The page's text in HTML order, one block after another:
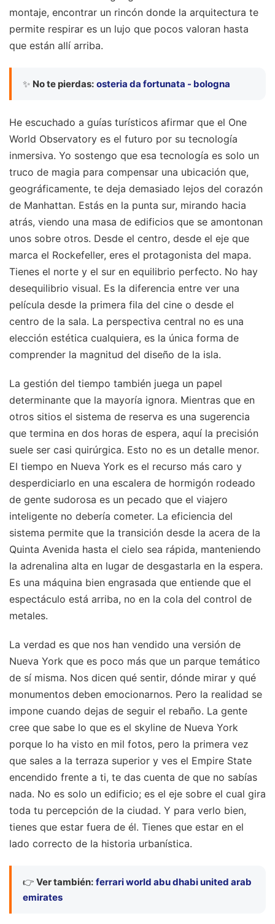
montaje, encontrar un rincón donde la arquitectura te
permite respirar es un lujo que pocos valoran hasta
que están allí arriba.
✨ No te pierdas: osteria da fortunata - bologna
He escuchado a guías turísticos afirmar que el One
World Observatory es el futuro por su tecnología
inmersiva. Yo sostengo que esa tecnología es solo un
truco de magia para compensar una ubicación que,
geográficamente, te deja demasiado lejos del corazón
de Manhattan. Estás en la punta sur, mirando hacia
atrás, viendo una masa de edificios que se amontonan
unos sobre otros. Desde el centro, desde el eje que
marca el Rockefeller, eres el protagonista del mapa.
Tienes el norte y el sur en equilibrio perfecto. No hay
desequilibrio visual. Es la diferencia entre ver una
película desde la primera fila del cine o desde el
centro de la sala. La perspectiva central no es una
elección estética cualquiera, es la única forma de
comprender la magnitud del diseño de la isla.
La gestión del tiempo también juega un papel
determinante que la mayoría ignora. Mientras que en
otros sitios el sistema de reserva es una sugerencia
que termina en dos horas de espera, aquí la precisión
suele ser casi quirúrgica. Esto no es un detalle menor.
El tiempo en Nueva York es el recurso más caro y
desperdiciarlo en una escalera de hormigón rodeado
de gente sudorosa es un pecado que el viajero
inteligente no debería cometer. La eficiencia del
sistema permite que la transición desde la acera de la
Quinta Avenida hasta el cielo sea rápida, manteniendo
la adrenalina alta en lugar de desgastarla en la espera.
Es una máquina bien engrasada que entiende que el
espectáculo está arriba, no en la cola del control de
metales.
La verdad es que nos han vendido una versión de
Nueva York que es poco más que un parque temático
de sí misma. Nos dicen qué sentir, dónde mirar y qué
monumentos deben emocionarnos. Pero la realidad se
impone cuando dejas de seguir el rebaño. La gente
cree que sabe lo que es el skyline de Nueva York
porque lo ha visto en mil fotos, pero la primera vez
que sales a la terraza superior y ves el Empire State
encendido frente a ti, te das cuenta de que no sabías
nada. No es solo un edificio; es el eje sobre el cual gira
toda tu percepción de la ciudad. Y para verlo bien,
tienes que estar fuera de él. Tienes que estar en el
lado correcto de la historia urbanística.
👉 Ver también: ferrari world abu dhabi united arab
emirates